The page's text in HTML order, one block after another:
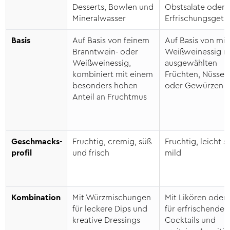
1006 kJ / 240 kcal
<0,50 g
Fettsäuren:
<0,10 g
55 g
55 g
<0,50 g
0,04 g
Verantw. Lebensmittel­
Wajos GmbH, Zur Höhe 1, D-56812
Desserts, Bowlen und
Mineralwasser
Obstsalate oder
Basis
Auf Basis von feinem
Branntwein- oder
Weißweinessig,
kombiniert mit einem
besonders hohen
Anteil an Fruchtmus
Auf Basis von
Weißweinessig
ausgewählten
Früchten, Nüssen
oder Gewürzen
Geschmacks­
profil
Fruchtig, cremig, süß
und frisch
Fruchtig, leicht
mild
Kombination
Mit Würzmischungen
für leckere Dips und
kreative Dressings
Mit Likören oder
für erfrischende
Cocktails und